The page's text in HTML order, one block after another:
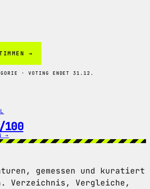
→
· VOTING ENDET 31.12.
→
gemessen und kuratiert
Verzeichnis, Vergleiche,